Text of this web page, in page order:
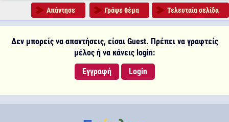
Απάντησε Γράψε θέμα Τελευταία σελίδα
Δεν μπορείς να απαντήσεις, είσαι Guest. Πρέπει να γραφτείς
μέλος ή να κάνεις login:
Εγγραφή
Login